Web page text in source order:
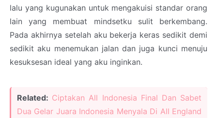
lalu yang kugunakan untuk mengakuisi standar orang
lain yang membuat mindsetku sulit berkembang.
Pada akhirnya setelah aku bekerja keras sedikit demi
sedikit aku menemukan jalan dan juga kunci menuju
kesuksesan ideal yang aku inginkan.
Related: Ciptakan All Indonesia Final Dan Sabet
Dua Gelar Juara Indonesia Menyala Di All England